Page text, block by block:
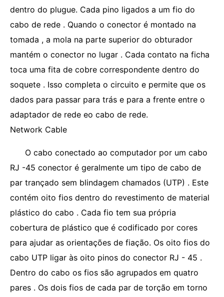
dentro do plugue. Cada pino ligados a um fio do
cabo de rede . Quando o conector é montado na
tomada , a mola na parte superior do obturador
mantém o conector no lugar . Cada contato na ficha
toca uma fita de cobre correspondente dentro do
soquete . Isso completa o circuito e permite que os
dados para passar para trás e para a frente entre o
adaptador de rede eo cabo de rede.
Network Cable
O cabo conectado ao computador por um cabo
RJ -45 conector é geralmente um tipo de cabo de
par trançado sem blindagem chamados (UTP) . Este
contém oito fios dentro do revestimento de material
plástico do cabo . Cada fio tem sua própria
cobertura de plástico que é codificado por cores
para ajudar as orientações de fiação. Os oito fios do
cabo UTP ligar às oito pinos do conector RJ - 45 .
Dentro do cabo os fios são agrupados em quatro
pares . Os dois fios de cada par de torção em torno